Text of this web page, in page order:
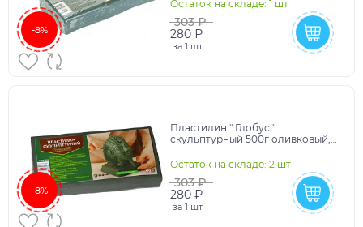
-8%
Остаток на складе: 1 шт
303 ₽
280 ₽
за 1 шт
-8%
Пластилин " Глобус "
скульптурный 500г оливковый,
упаковка
Остаток на складе: 2 шт
303 ₽
280 ₽
за 1 шт